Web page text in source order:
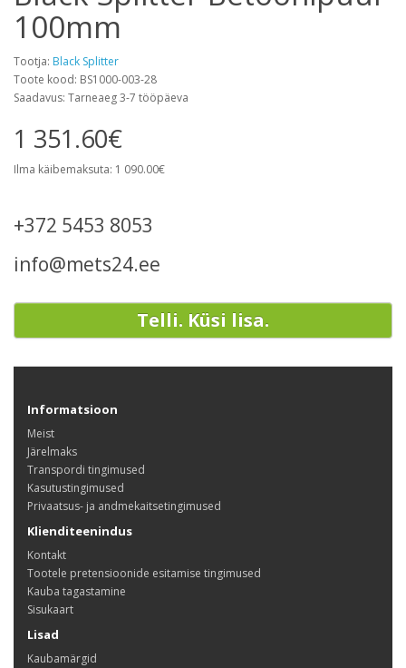
100mm
Tootja: Black Splitter
Toote kood: BS1000-003-28
Saadavus: Tarneaeg 3-7 tööpäeva
1 351.60€
Ilma käibemaksuta: 1 090.00€
+372 5453 8053
info@mets24.ee
Telli. Küsi lisa.
Informatsioon
Meist
Järelmaks
Transpordi tingimused
Kasutustingimused
Privaatsus- ja andmekaitsetingimused
Klienditeenindus
Kontakt
Tootele pretensioonide esitamise tingimused
Kauba tagastamine
Sisukaart
Lisad
Kaubamärgid